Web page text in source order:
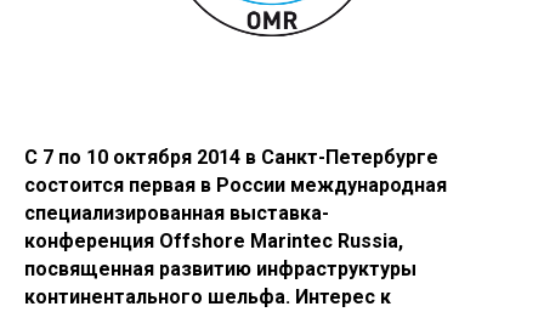
С 7 по 10 октября 2014 в Санкт-Петербурге
состоится первая в России международная
специализированная выставка-
конференция Offshore Marintec Russia,
посвященная развитию инфраструктуры
континентального шельфа. Интерес к